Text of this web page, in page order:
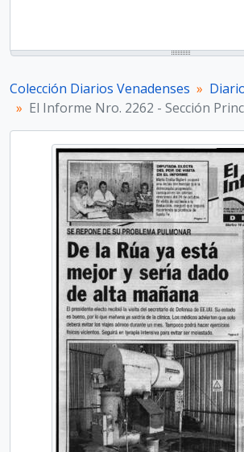
Colección Diarios Venadenses
El Informe Nro. 2262 - Sección